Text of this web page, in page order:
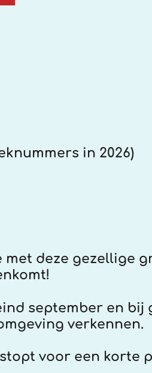
in 2026)
deze gezellige
september en bij
verkennen.
voor een korte